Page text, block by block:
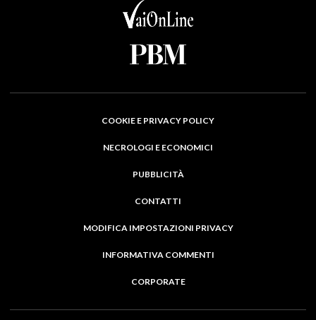
COOKIE E PRIVACY POLICY
NECROLOGI E ECONOMICI
PUBBLICITÀ
CONTATTI
MODIFICA IMPOSTAZIONI PRIVACY
INFORMATIVA COMMENTI
CORPORATE